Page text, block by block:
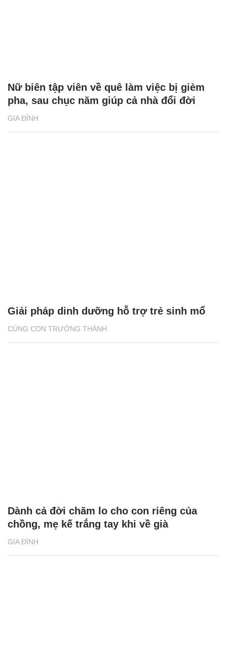
GIA ĐÌNH
Nữ biên tập viên về quê làm việc bị gièm
pha, sau chục năm giúp cả nhà đổi đời
CÙNG CON TRƯỞNG THÀNH
Giải pháp dinh dưỡng hỗ trợ trẻ sinh mổ
GIA ĐÌNH
Dành cả đời chăm lo cho con riêng của
chồng, mẹ kế trắng tay khi về già